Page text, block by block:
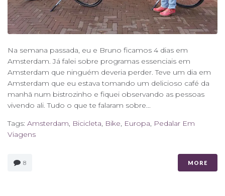
Na semana passada, eu e Bruno ficamos 4 dias em
Amsterdam. Já falei sobre programas essenciais em
Amsterdam que ninguém deveria perder. Teve um dia em
Amsterdam que eu estava tomando um delicioso café da
manhã num bistrozinho e fiquei observando as pessoas
vivendo ali. Tudo o que te falaram sobre...
Tags: Amsterdam, Bicicleta, Bike, Europa, Pedalar Em
Viagens
8 MORE